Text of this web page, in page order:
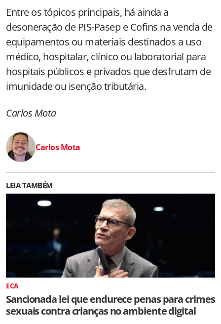
Entre os tópicos principais, há ainda a
desoneração de PIS-Pasep e Cofins na venda de
equipamentos ou materiais destinados a uso
médico, hospitalar, clínico ou laboratorial para
hospitais públicos e privados que desfrutam de
imunidade ou isenção tributária.
Carlos Mota
Carlos Mota
LEIA TAMBÉM
ECA
Sancionada lei que endurece penas para crimes
sexuais contra crianças no ambiente digital